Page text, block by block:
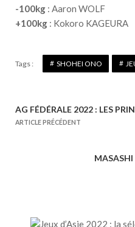
-100kg : Aaron WOLF
+100kg : Kokoro KAGEURA
Tags : SHOHEI ONO
N
AG FÉDÉRALE 2022 : LES
ARTICLE PRÉCÉDENT
MASASHI